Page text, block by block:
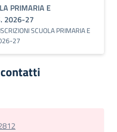
PRIMARIA E
2026-27
SCUOLA PRIMARIA E
27